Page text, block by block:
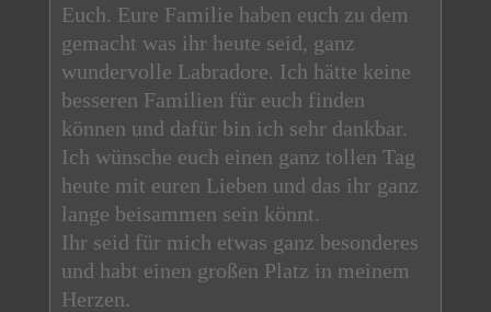
Euch. Eure Familie haben euch zu dem
gemacht was ihr heute seid, ganz
wundervolle Labradore. Ich hätte keine
besseren Familien für euch finden
können und dafür bin ich sehr dankbar.
Ich wünsche euch einen ganz tollen Tag
heute mit euren Lieben und das ihr ganz
lange beisammen sein könnt.
Ihr seid für mich etwas ganz besonderes
und habt einen großen Platz in meinem
Herzen.